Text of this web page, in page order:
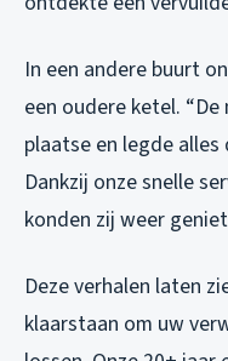
In een andere buurt
een oudere ketel.
plaatse en legde alles
Dankzij onze snelle
konden zij weer
Deze verhalen laten
klaarstaan om uw